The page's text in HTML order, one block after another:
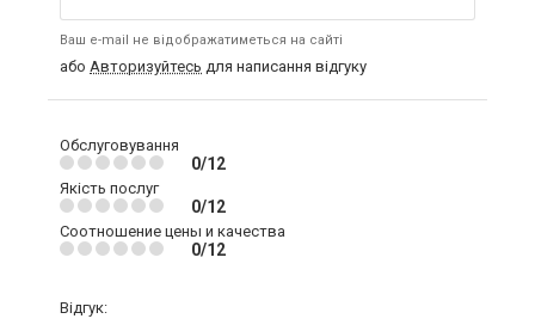
Ваш e-mail не відображатиметься на сайті
або Авторизуйтесь для написання відгуку
Обслуговування
0/12
Якість послуг
0/12
Соотношение цены и качества
0/12
Відгук: